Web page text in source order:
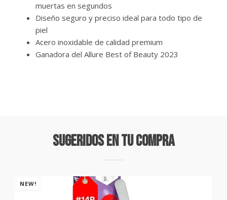
muertas en segundos
Diseño seguro y preciso ideal para todo tipo de
piel
Acero inoxidable de calidad premium
Ganadora del Allure Best of Beauty 2023
Sugeridos En Tu Compra
NEW!